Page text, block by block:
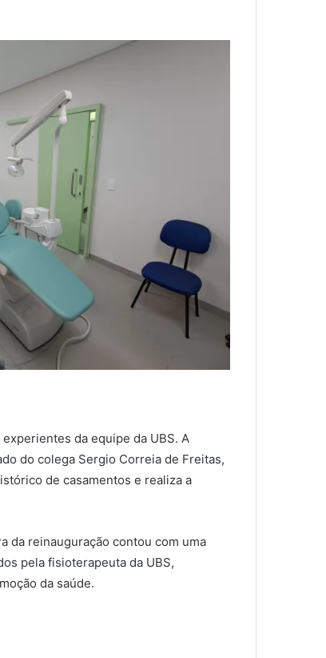
da equipe da UBS. A
do colega Sergio Correia de Freitas,
de casamentos e realiza a
da reinauguração contou com uma
pela fisioterapeuta da UBS,
da saúde.